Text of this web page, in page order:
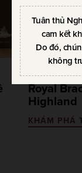
Tuân thủ
cam kết
Do đó,
không
VỀ SCOTCH
Royal
Highland
KHÁM PHÁ
01.11.2021